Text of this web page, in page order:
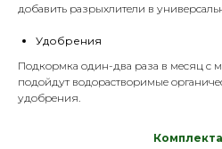
добавить разрыхлители в
Удобрения
Подкормка один-два раза в месяц с
подойдут водорастворимые
удобрения